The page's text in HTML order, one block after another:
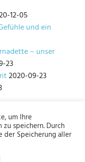
12-05
und ein
– unser
23
2020-09-23
um Ihre
speichern. Durch
der Speicherung aller